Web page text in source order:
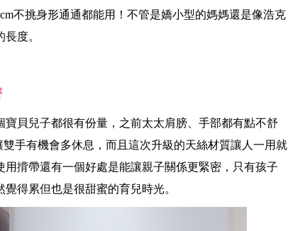
不挑身形通通都能用！不管是嬌小型的媽媽還是像浩克
度。
貝兒子都很有份量，之前太太肩膀、手部都有點不舒
手有機會多休息，而且這次升級的天絲材質讓人一用就
揹帶還有一個好處是能讓親子關係更緊密，只有孩子
得累但也是很甜蜜的育兒時光。